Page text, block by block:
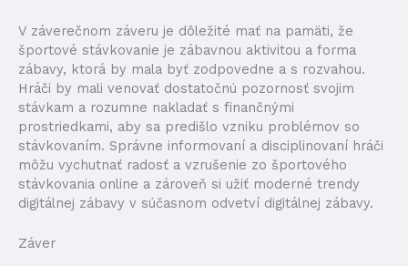
V záverečnom záveru je dôležité mať na pamäti, že
športové stávkovanie je zábavnou aktivitou a forma
zábavy, ktorá by mala byť zodpovedne a s rozvahou.
Hráči by mali venovať dostatočnú pozornosť svojim
stávkam a rozumne nakladať s finančnými
prostriedkami, aby sa predišlo vzniku problémov so
stávkovaním. Správne informovaní a disciplinovaní hráči
môžu vychutnať radosť a vzrušenie zo športového
stávkovania online a zároveň si užiť moderné trendy
digitálnej zábavy v súčasnom odvetví digitálnej zábavy.
Záver